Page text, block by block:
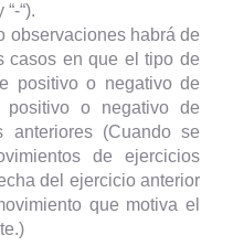
“-“).
observaciones habrá de
casos en que el tipo de
positivo o negativo de
o negativo de
anteriores (Cuando se
de ejercicios
del ejercicio anterior
que motiva el